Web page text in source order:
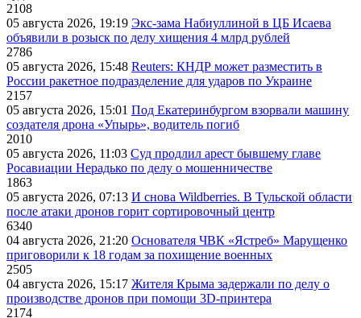
2108
05 августа 2026, 19:19 Экс-зама Набиуллиной в ЦБ Исаева
объявили в розыск по делу хищения 4 млрд рублей
2786
05 августа 2026, 15:48 Reuters: КНДР может разместить в
России ракетное подразделение для ударов по Украине
2157
05 августа 2026, 15:01 Под Екатеринбургом взорвали машину
создателя дрона «Упырь», водитель погиб
2010
05 августа 2026, 11:03 Суд продлил арест бывшему главе
Росавиации Нерадько по делу о мошенничестве
1863
05 августа 2026, 07:13 И снова Wildberries. В Тульской области
после атаки дронов горит сортировочный центр
6340
04 августа 2026, 21:20 Основателя ЧВК «Ястреб» Марущенко
приговорили к 18 годам за похищение военных
2505
04 августа 2026, 15:17 Жителя Крыма задержали по делу о
производстве дронов при помощи 3D‑принтера
2174